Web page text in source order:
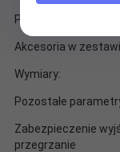
Pasuje do:
Akcesoria w
Wymiary:
Pozostałe
Zabezpieczenie
przegrzanie